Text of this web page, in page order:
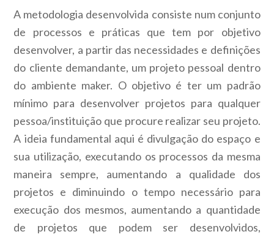
A metodologia desenvolvida consiste num conjunto
de processos e práticas que tem por objetivo
desenvolver, a partir das necessidades e definições
do cliente demandante, um projeto pessoal dentro
do ambiente maker. O objetivo é ter um padrão
mínimo para desenvolver projetos para qualquer
pessoa/instituição que procure realizar seu projeto.
A ideia fundamental aqui é divulgação do espaço e
sua utilização, executando os processos da mesma
maneira sempre, aumentando a qualidade dos
projetos e diminuindo o tempo necessário para
execução dos mesmos, aumentando a quantidade
de projetos que podem ser desenvolvidos,